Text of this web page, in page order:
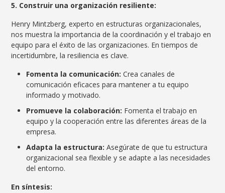
5. Construir una organización resiliente:
Henry Mintzberg, experto en estructuras organizacionales,
nos muestra la importancia de la coordinación y el trabajo en
equipo para el éxito de las organizaciones. En tiempos de
incertidumbre, la resiliencia es clave.
Fomenta la comunicación:Crea canales de
comunicación eficaces para mantener a tu equipo
informado y motivado.
Promueve la colaboración: Fomenta el trabajo en
equipo y la cooperación entre las diferentes áreas de la
empresa.
Adapta la estructura:Asegúrate de que tu estructura
organizacional sea flexible y se adapte a las necesidades
del entorno.
En síntesis: